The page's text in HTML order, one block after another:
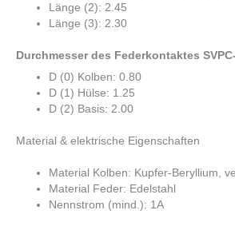
Länge (2): 2.45
Länge (3): 2.30
Durchmesser des Federkontaktes
D (0) Kolben: 0.80
D (1) Hülse: 1.25
D (2) Basis: 2.00
Material & elektrische Eigenschaften
Material Kolben: Kupfer-Beryllium,
Material Feder: Edelstahl
Nennstrom (mind.): 1A